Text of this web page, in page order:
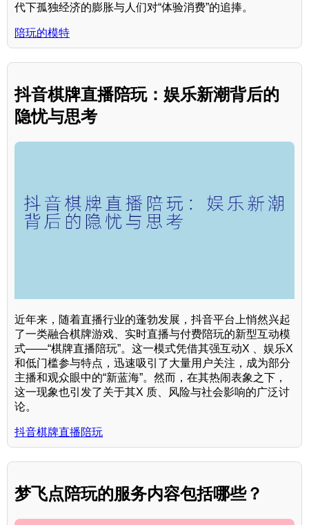
代下孤独经济的膨胀与人们对“体验消费”的追捧。
陪玩的模特
抖音棋牌直播陪玩：娱乐新潮背后的
隐忧与思考
近年来，随着直播行业的蓬勃发展，抖音平台上悄然兴起
了一类融合棋牌游戏、实时直播与付费陪玩的新型互动模
式——“棋牌直播陪玩”。这一模式凭借其强互动X 、娱乐X
和低门槛参与特点，迅速吸引了大量用户关注，成为部分
主播和观众眼中的“新蓝海”。然而，在其热闹表象之下，
这一现象也引发了关于其X 质、风险与社会影响的广泛讨
论。
抖音棋牌直播陪玩
梦飞点陪玩的服务内容包括哪些？